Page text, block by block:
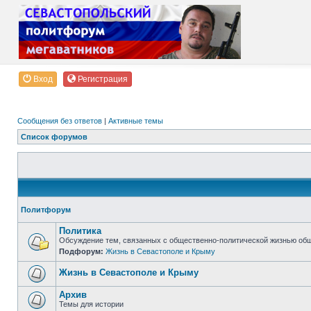
Вход Регистрация
Сообщения без ответов | Активные темы
Список форумов
Политфорум
Политика
Обсуждение тем, связанных с общественно-политической жизнью
Подфорум: Жизнь в Севастополе и Крыму
Жизнь в Севастополе и Крыму
Архив
Темы для истории